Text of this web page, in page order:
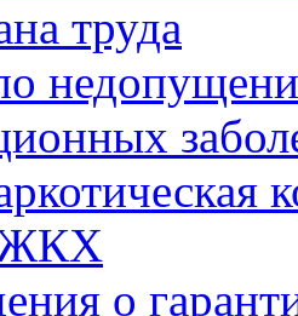
труда
ЖКХ
о